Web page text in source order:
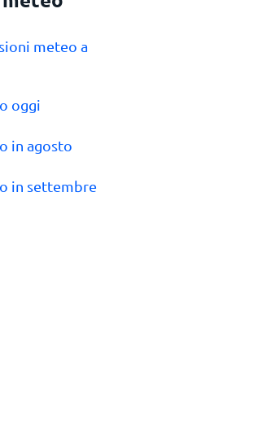
meteo a
oggi
in agosto
in settembre